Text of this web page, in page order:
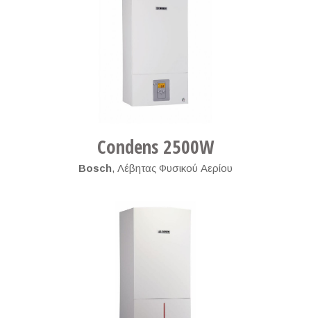
Condens 2500W
Bosch, Λέβητας Φυσικού Αερίου